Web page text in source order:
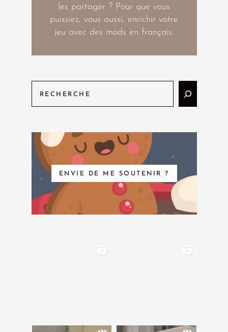
les partager ? Pour que vous
puissiez, vous aussi, enrichir votre
jeu avec des mods en français.
ENVIE DE ME SOUTENIR ?